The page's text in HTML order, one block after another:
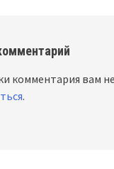
комментария вам
.